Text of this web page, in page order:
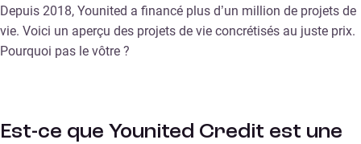
Depuis 2018, Younited a financé plus d’un million de projets de
vie. Voici un aperçu des projets de vie concrétisés au juste prix.
Pourquoi pas le vôtre ?
Est-ce que Younited Credit est une